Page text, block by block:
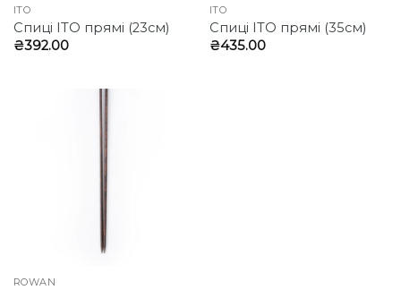
ITO
Спиці ITO прямі (23см)
₴392.00
ITO
Спиці ITO прямі (35см)
₴435.00
ROWAN